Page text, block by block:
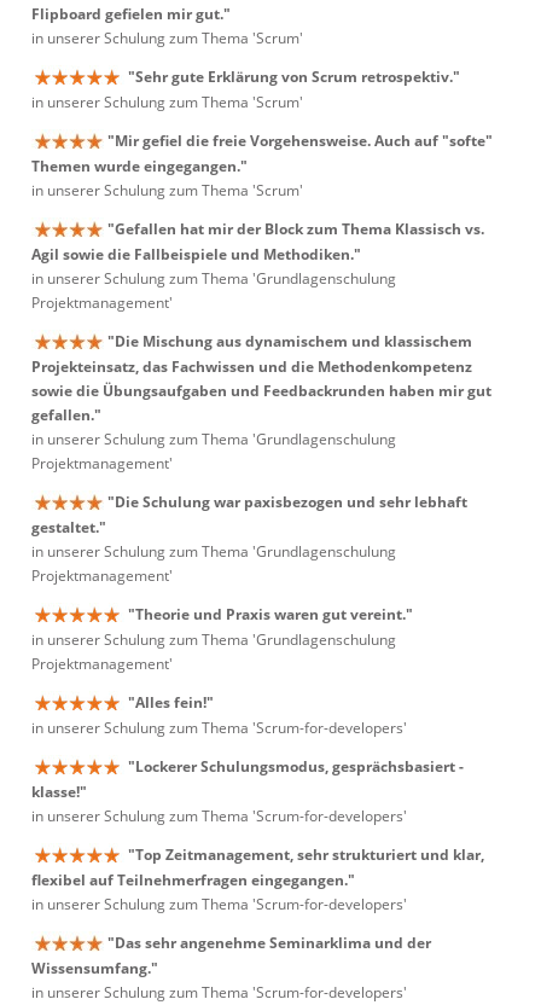
Flipboard gefielen mir gut."
in unserer Schulung zum Thema 'Scrum'
"Sehr gute Erklärung von Scrum retrospektiv."
in unserer Schulung zum Thema 'Scrum'
"Mir gefiel die freie Vorgehensweise. Auch auf "softe"
Themen wurde eingegangen."
in unserer Schulung zum Thema 'Scrum'
"Gefallen hat mir der Block zum Thema Klassisch vs.
Agil sowie die Fallbeispiele und Methodiken."
in unserer Schulung zum Thema 'Grundlagenschulung
Projektmanagement'
"Die Mischung aus dynamischem und klassischem
Projekteinsatz, das Fachwissen und die Methodenkompetenz
sowie die Übungsaufgaben und Feedbackrunden haben mir gut
gefallen."
in unserer Schulung zum Thema 'Grundlagenschulung
Projektmanagement'
"Die Schulung war paxisbezogen und sehr lebhaft
gestaltet."
in unserer Schulung zum Thema 'Grundlagenschulung
Projektmanagement'
"Theorie und Praxis waren gut vereint."
in unserer Schulung zum Thema 'Grundlagenschulung
Projektmanagement'
"Alles fein!"
in unserer Schulung zum Thema 'Scrum-for-developers'
"Lockerer Schulungsmodus, gesprächsbasiert -
klasse!"
in unserer Schulung zum Thema 'Scrum-for-developers'
"Top Zeitmanagement, sehr strukturiert und klar,
flexibel auf Teilnehmerfragen eingegangen."
in unserer Schulung zum Thema 'Scrum-for-developers'
"Das sehr angenehme Seminarklima und der
Wissensumfang."
in unserer Schulung zum Thema 'Scrum-for-developers'